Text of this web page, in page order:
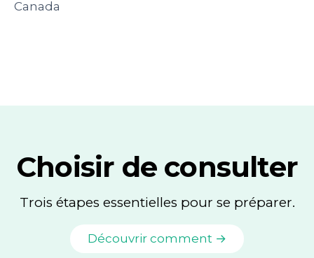
Canada
Choisir de consulter
Trois étapes essentielles pour se préparer.
Découvrir comment →